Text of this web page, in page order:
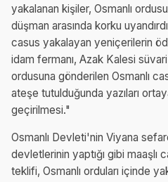
yakalanan kişiler, Osmanlı
düşman arasında korku
casus yakalayan yeniçerilerin
idam fermanı, Azak Kalesi süvari
ordusuna gönderilen Osmanlı
ateşe tutulduğunda yazıları
geçirilmesi."
Osmanlı Devleti'nin Viyana
devletlerinin yaptığı gibi maaşlı
teklifi, Osmanlı orduları içinde